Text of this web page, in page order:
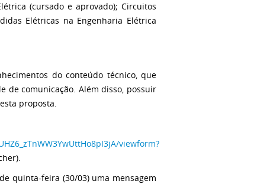
(cursado e aprovado); Circuitos
Elétricas na Engenharia Elétrica
do conteúdo técnico, que
de comunicação. Além disso, possuir
proposta.
viewform?
quinta-feira (30/03) uma mensagem